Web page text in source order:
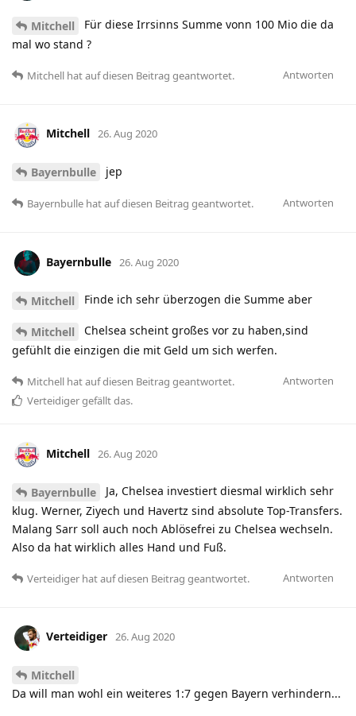
Mitchell
Für diese Irrsinns Summe vonn 100 Mio die da
mal wo stand ?
Antworten
Mitchell hatauf diesen Beitrag geantwortet.
Mitchell 26. Aug 2020
Bayernbulle jep
Antworten
Bayernbulle hatauf diesen Beitrag geantwortet.
Bayernbulle 26. Aug 2020
Mitchell Finde ich sehr überzogen die Summe aber
Mitchell
Chelsea scheint großes vor zu haben,sind
gefühlt die einzigen die mit Geld um sich werfen.
Antworten
Mitchell hatauf diesen Beitrag geantwortet.
Verteidigergefällt das.
Mitchell 26. Aug 2020
Bayernbulle
Ja, Chelsea investiert diesmal wirklich sehr
klug. Werner, Ziyech und Havertz sind absolute Top-Transfers.
Malang Sarr soll auch noch Ablösefrei zu Chelsea wechseln.
Also da hat wirklich alles Hand und Fuß.
Antworten
Verteidiger hatauf diesen Beitrag geantwortet.
Verteidiger 26. Aug 2020
Mitchell
Da will man wohl ein weiteres 1:7 gegen Bayern verhindern...